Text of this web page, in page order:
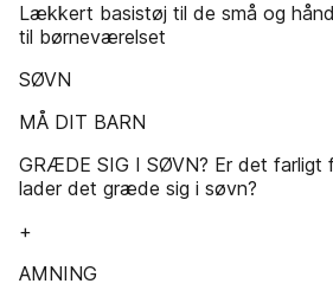
Lækkert basistøj til de små og
til børneværelset
SØVN
MÅ DIT BARN
GRÆDE SIG I SØVN? Er det farligt
lader det græde sig i søvn?
+
AMNING